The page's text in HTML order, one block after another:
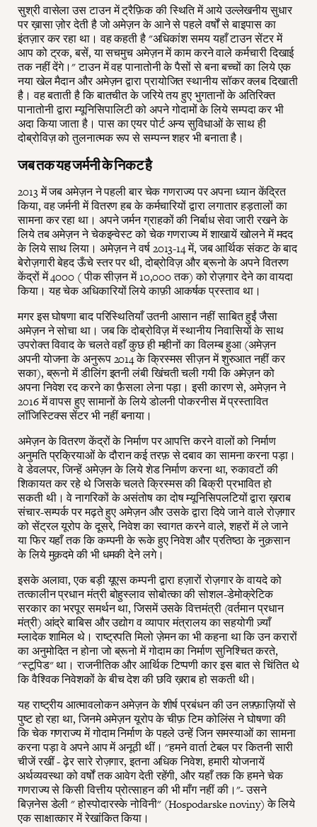
सुश्री वासेला उस टाउन में ट्रैफ़िक की स्थिति में आये उल्लेखनीय सुधार
पर ख़ासा ज़ोर देती है जो अमेज़न के आने से पहले वर्षों से बाइपास का
इंतज़ार कर रहा था। वह कहती है "अधिकांश समय यहाँ टाउन सेंटर में
आप को ट्रक, बसें, या सचमुच अमेज़न में काम करने वाले कर्मचारी दिखाई
तक नहीं देंगे।" टाउन में वह पानातोनी के पैसों से बना बच्चों का लिये एक
नया खेल मैदान और अमेज़न द्वारा प्रायोजित स्थानीय सॉकर क्लब दिखाती
है। वह बताती है कि बातचीत के जरिये तय हुए भुगतानों के अतिरिक्त
पानातोनी द्वारा म्यूनिसिपालिटी को अपने गोदामों के लिये सम्पदा कर भी
अदा किया जाता है। पास का एयर पोर्ट अन्य सुविधाओं के साथ ही
दोब्रोविज़ को तुलनात्मक रूप से सम्पन्न शहर भी बनाता है।
जब तक यह जर्मनी के निकट है
2013 में जब अमेज़न ने पहली बार चेक गणराज्य पर अपना ध्यान केंद्रित
किया, वह जर्मनी में वितरण हब के कर्मचारियों द्वारा लगातार हड़तालों का
सामना कर रहा था। अपने जर्मन ग्राहकों की निर्बाध सेवा जारी रखने के
लिये तब अमेज़न ने चेकइन्वेस्ट को चेक गणराज्य में शाखायें खोलने में मदद
के लिये साथ लिया। अमेज़न ने वर्ष 2013-14 में, जब आर्थिक संकट के बाद
बेरोज़गारी बेहद ऊँचे स्तर पर थी, दोब्रोविज़ और ब्रूनो के अपने वितरण
केंद्रों में 4000 ( पीक सीज़न में 10,000 तक) को रोज़गार देने का वायदा
किया। यह चेक अधिकारियों लिये काफ़ी आकर्षक प्रस्ताव था।
मगर इस घोषणा बाद परिस्थितियाँ उतनी आसान नहीं साबित हुईं जैसा
अमेज़न ने सोचा था। जब कि दोब्रोविज़ में स्थानीय निवासियों के साथ
उपरोक्त विवाद के चलते वहाँ कुछ ही महीनों का विलम्ब हुआ (अमेज़न
अपनी योजना के अनुरूप 2014 के क्रिस्मस सीज़न में शुरुआत नहीं कर
सका), ब्रूनो में डीलिंग इतनी लंबी खिंचती चली गयी कि अमेज़न को
अपना निवेश रद करने का फ़ैसला लेना पड़ा। इसी कारण से, अमेज़न ने
2016 में वापस हुए सामानों के लिये डोलनी पोकरनीस में प्रस्तावित
लॉजिस्टिक्स सेंटर भी नहीं बनाया।
अमेज़न के वितरण केंद्रों के निर्माण पर आपत्ति करने वालों को निर्माण
अनुमति प्रक्रियाओं के दौरान कई तरफ़ से दबाव का सामना करना पड़ा।
वे डेवलपर, जिन्हें अमेज़न के लिये शेड निर्माण करना था, रुकावटों की
शिकायत कर रहे थे जिसके चलते क्रिस्मस की बिक्री प्रभावित हो
सकती थी। वे नागरिकों के असंतोष का दोष म्यूनिसिपलटियों द्वारा ख़राब
संचार-सम्पर्क पर मढ़ते हुए अमेज़न और उसके द्वारा दिये जाने वाले रोज़गार
को सेंट्रल यूरोप के दूसरे, निवेश का स्वागत करने वाले, शहरों में ले जाने
या फिर यहाँ तक कि कम्पनी के रूके हुए निवेश और प्रतिष्ठा के नुक़सान
के लिये मुक़दमे की भी धमकी देने लगे।
इसके अलावा, एक बड़ी यूएस कम्पनी द्वारा हज़ारों रोज़गार के वायदे को
तत्कालीन प्रधान मंत्री बोहुस्लाव सोबोत्का की सोशल-डेमोक्रेटिक
सरकार का भरपूर समर्थन था, जिसमें उसके वित्तमंत्री (वर्तमान प्रधान
मंत्री) आंद्रे बाबिस और उद्योग व व्यापार मंत्रालय का सहयोगी ज़्याँ
म्लादेक शामिल थे। राष्ट्रपति मिलो ज़ेमन का भी कहना था कि उन करारों
का अनुमोदित न होना जो ब्रूनो में गोदाम का निर्माण सुनिश्चित करते,
"स्टूपिड" था। राजनीतिक और आर्थिक टिप्पणी कार इस बात से चिंतित थे
कि वैश्विक निवेशकों के बीच देश की छवि ख़राब हो सकती थी।
यह राष्ट्रीय आत्मावलोकन अमेज़न के शीर्ष प्रबंधन की उन लफ़्फ़ाज़ियों से
पुष्ट हो रहा था, जिनमे अमेज़न यूरोप के चीफ़ टिम कोलिंस ने घोषणा की
कि चेक गणराज्य में गोदाम निर्माण के पहले उन्हें जिन समस्याओं का सामना
करना पड़ा वे अपने आप में अनूठी थीं। "हमने वार्ता टेबल पर कितनी सारी
चीजें रखीं - ढ़ेर सारे रोज़गार, इतना अधिक निवेश, हमारी योजनायें
अर्थव्यवस्था को वर्षों तक आवेग देती रहेंगी, और यहाँ तक कि हमने चेक
गणराज्य से किसी वित्तीय प्रोत्साहन की भी माँग नहीं की।"- उसने
बिज़नेस डेली " होस्पोदारस्के नोविनी" (Hospodarske noviny) के लिये
एक साक्षात्कार में रेखांकित किया।